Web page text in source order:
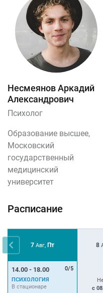
Несмеянов Аркадий
Александрович
Психолог
Образование высшее,
Московский
государственный
медицинский
университет
Расписание
7 Авг, Пт 8
14.00 - 18.00
0/5
ПСИХОЛОГИЯ
В стационаре
с